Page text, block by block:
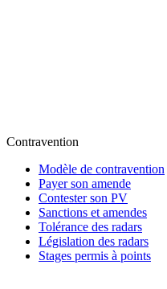
Contravention
Modèle de contravention
Payer son amende
Contester son PV
Sanctions et amendes
Tolérance des radars
Législation des radars
Stages permis à points